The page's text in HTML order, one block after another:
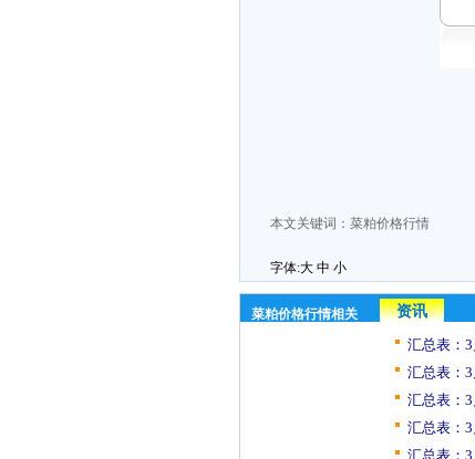
本文关键词： 菜粕价格行情
字体:大 中 小
菜粕价格行情相关
资讯
汇总表：
汇总表：
汇总表：
汇总表：
汇总表：3